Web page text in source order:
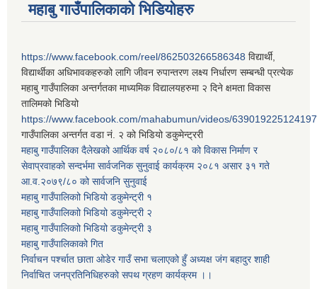
महाबु गाउँपालिकाको भिडियोहरु
https://www.facebook.com/reel/862503266586348 विद्यार्थी,
विद्यार्थीका अधिभावकहरुको लागि जीवन रुपान्तरण लक्ष्य निर्धारण सम्बन्धी प्रत्येक
महाबु गाउँपालिका अन्तर्गतका माध्यमिक विद्यालयहरुमा २ दिने क्षमता विकास
तालिमको भिडियो
https://www.facebook.com/mahabumun/videos/639019225124197
गाउँपालिका अन्तर्गत वडा नं. २ को भिडियो डकुमेन्ट्ररी
महाबु गाउँपालिका दैलेखको आर्थिक वर्ष २०८०/८१ को विकास निर्माण र
सेवाप्रवाहको सन्दर्भमा सार्वजनिक सुनुवाई कार्यक्रम २०८१ असार ३१ गते
आ.व.२०७९/८० को सार्वजनि सुनुवाई
महाबु गाउँपालिकाो भिडियो डकुमेन्ट्री १
महाबु गाउँपालिकाो भिडियो डकुमेन्ट्री २
महाबु गाउँपालिकाो भिडियो डकुमेन्ट्री ३
महाबु गाउँपालिकाको गित
निर्वाचन पर्श्चात छाता ओडेर गाउँ सभा चलाएको हुँ अध्यक्ष जंग बहादुर शाही
निर्वाचित जनप्रतिनिधिहरुको सपथ ग्रहण कार्यक्रम ।।